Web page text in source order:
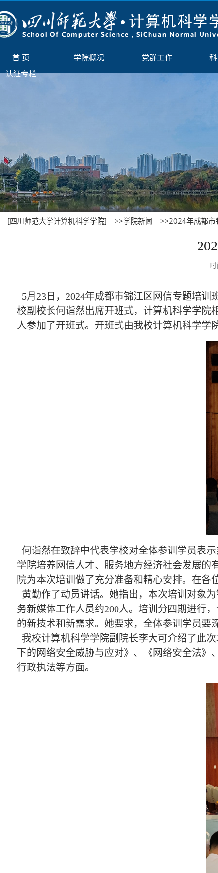
[四川师范大学计算机科学学院] >>学院新闻 >>2024年成都市
5月23日，2024年成都市锦江区网信专题培
校副校长何诣然出席开班式，计算机科学学院
人参加了开班式。开班式由我校计算机科学学
何诣然在致辞中代表学校对全体参训学员表
学院培养网信人才、服务地方经济社会发展
院为本次培训做了充分准备和精心安排。在各
黄勤作了动员讲话。她指出，本次培训对象
务新媒体工作人员约200人。培训分四期进行
的新技术和新需求。她要求，全体参训学员
我校计算机科学学院副院长李大可介绍了此
下的网络安全威胁与应对》、《网络安全法
行政执法等方面。
首 页 学院概况 党群工作
认证专栏